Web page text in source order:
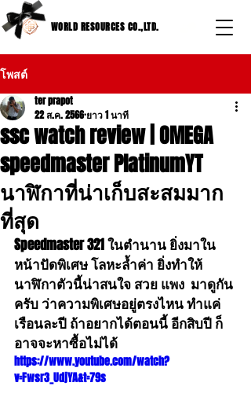
WORLD RESOURCES CO.,LTD.
โพสต์
ssc watch review | OMEGA
speedmaster PlatinumYT
นาฬิกาที่น่าเก็บสะสมมาก
ที่สุด
ter prapot
22 ส.ค. 2566 ยาว 1 นาที
Speedmaster 321 ในตำนาน ยิ่งมาใน
หน้าปัดพิเศษ โลหะล้ำค่า ยิ่งทำให้
นาฬิกาตัวนี้น่าสนใจ สวย แพง  มาดูกัน
ครับ ว่าความพิเศษอยู่ตรงไหน ทำแค่
เรือนละปี ถ้าอยากได้ตอนนี้ อีกสิบปี ก็
อาจจะหาซื้อไม่ได้
https://www.youtube.com/watch?
v=Fwsr3_UdjYA&t=79s